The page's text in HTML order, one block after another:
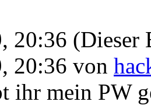
20:36 (Dieser
20:36 von
ihr mein PW